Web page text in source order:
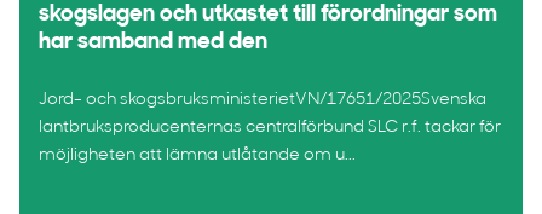
skogslagen och utkastet till förordningar som
har samband med den
Jord- och skogsbruksministerietVN/17651/2025Svenska
lantbruksproducenternas centralförbund SLC r.f. tackar för
möjligheten att lämna utlåtande om u...